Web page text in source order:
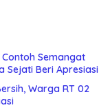
Semangat
Sejati Beri Apresiasi
Warga RT 02